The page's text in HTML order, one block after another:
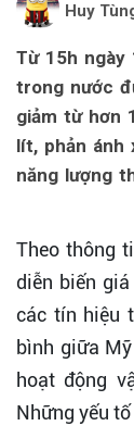
Huy
Từ 15h ngày
trong nước
giảm từ hơn
lít, phản ánh
năng lượng
Theo thông
diễn biến
các tín hiệu
bình giữa
hoạt động
Những yếu